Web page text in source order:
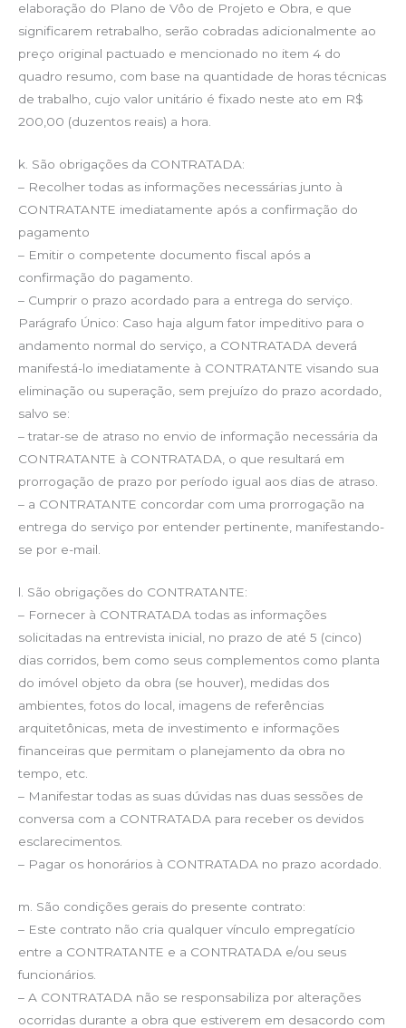
elaboração do Plano de Vôo de Projeto e Obra, e que
significarem retrabalho, serão cobradas adicionalmente ao
preço original pactuado e mencionado no item 4 do
quadro resumo, com base na quantidade de horas técnicas
de trabalho, cujo valor unitário é fixado neste ato em R$
200,00 (duzentos reais) a hora.
k. São obrigações da CONTRATADA:
– Recolher todas as informações necessárias junto à
CONTRATANTE imediatamente após a confirmação do
pagamento
– Emitir o competente documento fiscal após a
confirmação do pagamento.
– Cumprir o prazo acordado para a entrega do serviço.
Parágrafo Único: Caso haja algum fator impeditivo para o
andamento normal do serviço, a CONTRATADA deverá
manifestá-lo imediatamente à CONTRATANTE visando sua
eliminação ou superação, sem prejuízo do prazo acordado,
salvo se:
– tratar-se de atraso no envio de informação necessária da
CONTRATANTE à CONTRATADA, o que resultará em
prorrogação de prazo por período igual aos dias de atraso.
– a CONTRATANTE concordar com uma prorrogação na
entrega do serviço por entender pertinente, manifestando-
se por e-mail.
l. São obrigações do CONTRATANTE:
– Fornecer à CONTRATADA todas as informações
solicitadas na entrevista inicial, no prazo de até 5 (cinco)
dias corridos, bem como seus complementos como planta
do imóvel objeto da obra (se houver), medidas dos
ambientes, fotos do local, imagens de referências
arquitetônicas, meta de investimento e informações
financeiras que permitam o planejamento da obra no
tempo, etc.
– Manifestar todas as suas dúvidas nas duas sessões de
conversa com a CONTRATADA para receber os devidos
esclarecimentos.
– Pagar os honorários à CONTRATADA no prazo acordado.
m. São condições gerais do presente contrato:
– Este contrato não cria qualquer vínculo empregatício
entre a CONTRATANTE e a CONTRATADA e/ou seus
funcionários.
– A CONTRATADA não se responsabiliza por alterações
ocorridas durante a obra que estiverem em desacordo com